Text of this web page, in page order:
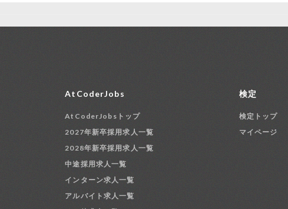
AtCoderJobs
AtCoderJobsトップ
2027年新卒採用求人一覧
2028年新卒採用求人一覧
中途採用求人一覧
インターン求人一覧
アルバイト求人一覧
検定
検定トップ
マイページ